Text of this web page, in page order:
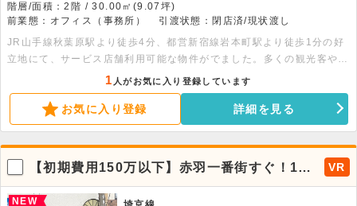
階層/面積：2階 / 30.00㎡(9.07坪)
前業態：オフィス（事務所）
引渡状態：閉店済/現状渡し
JR山手線秋葉原駅より徒歩4分、都営新宿線岩本町駅より徒歩1分の好
立地にて、サービス店舗利用可能な物件がでました。多くの観光客やビ
ジネスマンの見込める立地です。物販やサービス店等の利用が可能にな
ります。2階外壁部分へは大きく看板設置も可能です。是非お早めにお
問い合わせください。
1 人がお気に入り登録しています
お気に入り登録 詳細を見る
【初期費用150万以下】赤羽一番街すぐ！1階
路面×大型看板で視認性良好の元事務所小箱物
件
VR
NEW